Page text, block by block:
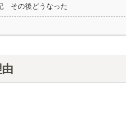
その後どうなった